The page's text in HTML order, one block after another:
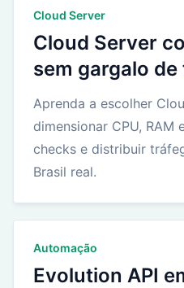
Cloud Server
Cloud Server
sem gargalo
Aprenda a escolher
dimensionar CPU,
checks e distribuir
Brasil real.
Automação
Evolution API